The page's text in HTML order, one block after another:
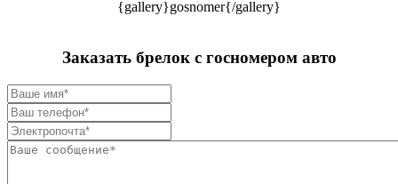
{gallery}gosnomer{/gallery}
Заказать брелок с госномером авто